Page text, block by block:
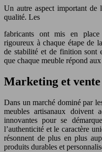
Un autre aspect important de
qualité. Les
fabricants ont mis en
rigoureux à chaque étape de
de stabilité et de finition sont
que chaque meuble répond
Marketing et
Dans un marché dominé par
meubles artisanaux doivent
innovantes pour se
l’authenticité et le caractère
résonnent de plus en plus
produits durables et